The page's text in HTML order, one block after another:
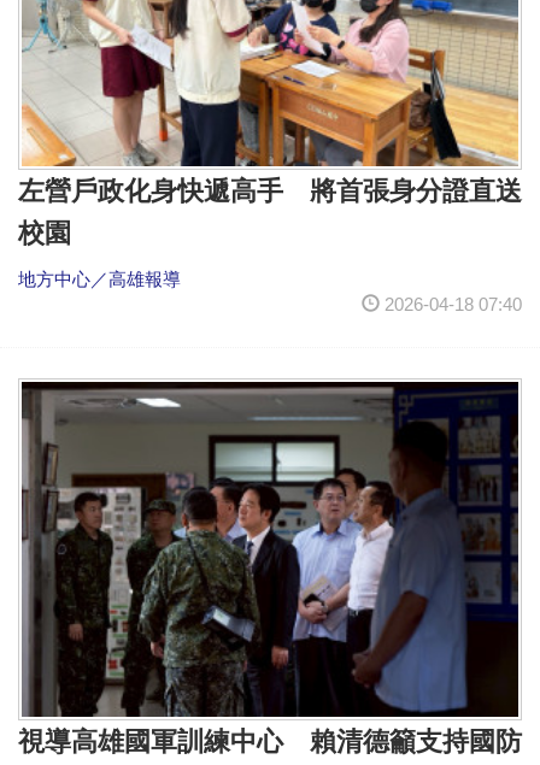
左營戶政化身快遞高手 將首張身分證直送
校園
地方中心／高雄報導
2026-04-18 07:40
視導高雄國軍訓練中心 賴清德籲支持國防